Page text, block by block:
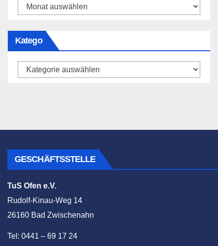
Archiv
Katego
Katego
GESCHÄFTSSTELLE
TuS Ofen e.V.
Rudolf-Kinau-Weg 14
26160 Bad Zwischenahn
Tel: 0441 – 69 17 24